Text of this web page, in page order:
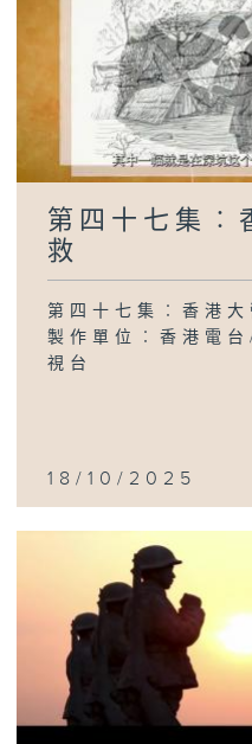
第四十七集︰
救
第四十七集︰香港大
製作單位︰香港電
視台
18/10/2025